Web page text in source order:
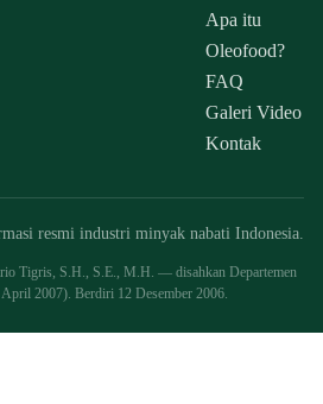
Apa itu
Oleofood?
FAQ
Galeri Video
Kontak
resmi industri minyak nabati Indonesia.
Tigris, S.H., S.E., M.H. — disahkan Departemen
2007). Berdiri 12 Desember 2006.